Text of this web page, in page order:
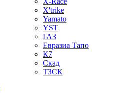
X'trike
Yamato
YST
ГАЗ
Евразиа Тапо
К7
Скад
ТЗСК